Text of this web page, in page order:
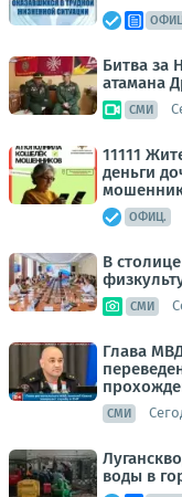
Битва за
атамана
СМИ
11111
деньги
ОФИЦ.
В
СМИ
Глава
СМИ
воды в